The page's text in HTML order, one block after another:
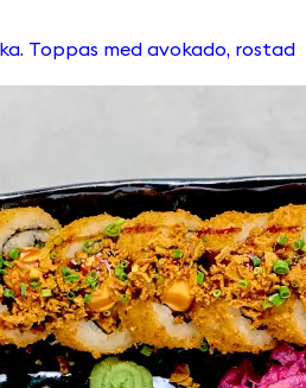
Toppas med avokado, rostad